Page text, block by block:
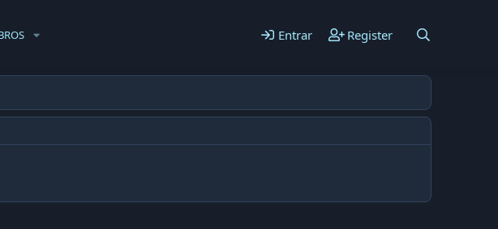
Entrar Register